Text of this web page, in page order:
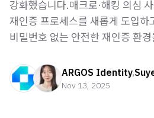
강화했습니다.매크로·해킹 의심
재인증 프로세스를 새롭게 도입
비밀번호 없는 안전한 재인증 환
ARGOS Identity,
Nov 13, 2025